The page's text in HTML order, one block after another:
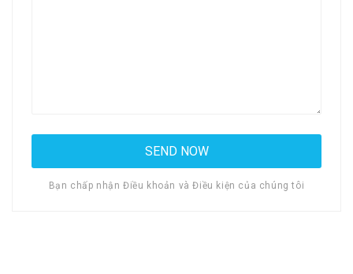
Bạn chấp nhận Điều khoản và Điều kiện của chúng tôi